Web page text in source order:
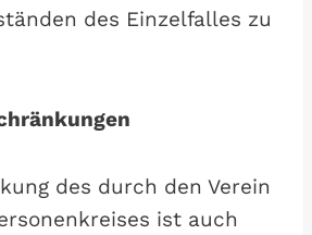
des Einzelfalles zu
des durch den Verein
ist auch